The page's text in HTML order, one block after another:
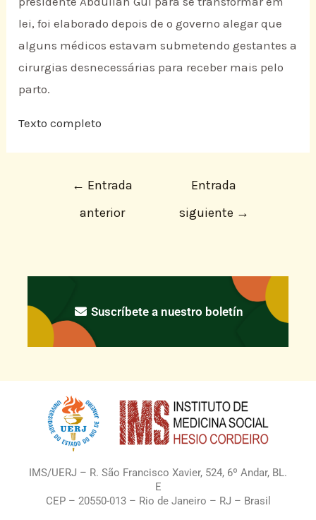
lei, foi elaborado depois de o governo alegar que
alguns médicos estavam submetendo gestantes a
cirurgias desnecessárias para receber mais pelo
parto.
Texto completo
← Entrada
anterior
Entrada
siguiente →
Suscríbete a nuestro boletín
IMS/UERJ – R. São Francisco Xavier, 524, 6º Andar, BL.
E
CEP – 20550-013 – Rio de Janeiro – RJ – Brasil